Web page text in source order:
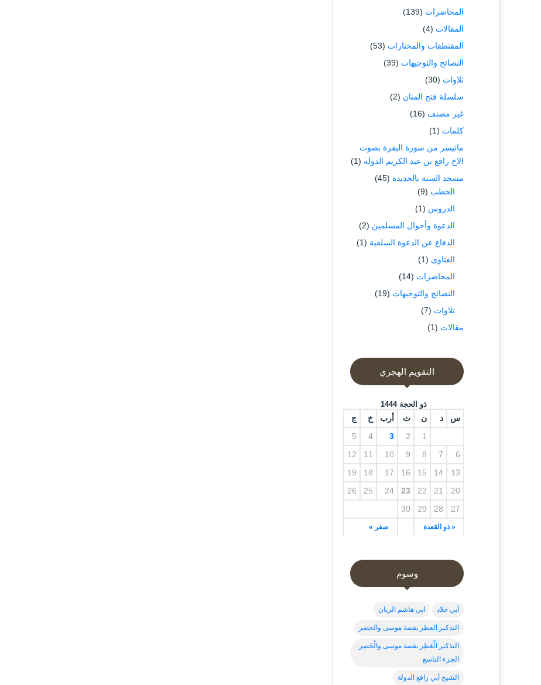
المحاضرات (139)
المقالات (4)
المقتطفات والمختارات (53)
النصائح والتوجيهات (39)
تلاوات (30)
سلسلة فتح المنان (2)
غير مصنف (16)
كلمات (1)
ماتيسر من سورة البقرة بصوت
الاخ رافع بن عبد الكريم الدوله (1)
مسجد السنة بالحديدة (45)
الخطب (9)
الدروس (1)
الدعوة وأحوال المسلمين (2)
الدفاع عن الدعوة السلفية (1)
الفتاوى (1)
المحاضرات (14)
النصائح والتوجيهات (19)
تلاوات (7)
مقالات (1)
التقويم الهجري
ذو الحجة 1444
س د ن ث أرب خ ج
« ذو القعدة صفر »
1
2
3
4
5
6
7
8
9
10
11
12
13
14
15
16
17
18
19
20
21
22
23
24
25
26
27
28
29
30
وسوم
أبي خلاد ابي هاشم الريان
التذكير العطر بقصة موسى والخضر
التذكير الْعَطِر بقصة موسى والْخَضِر-
الجزء التاسع
الشيخ أبي رافع الدولة